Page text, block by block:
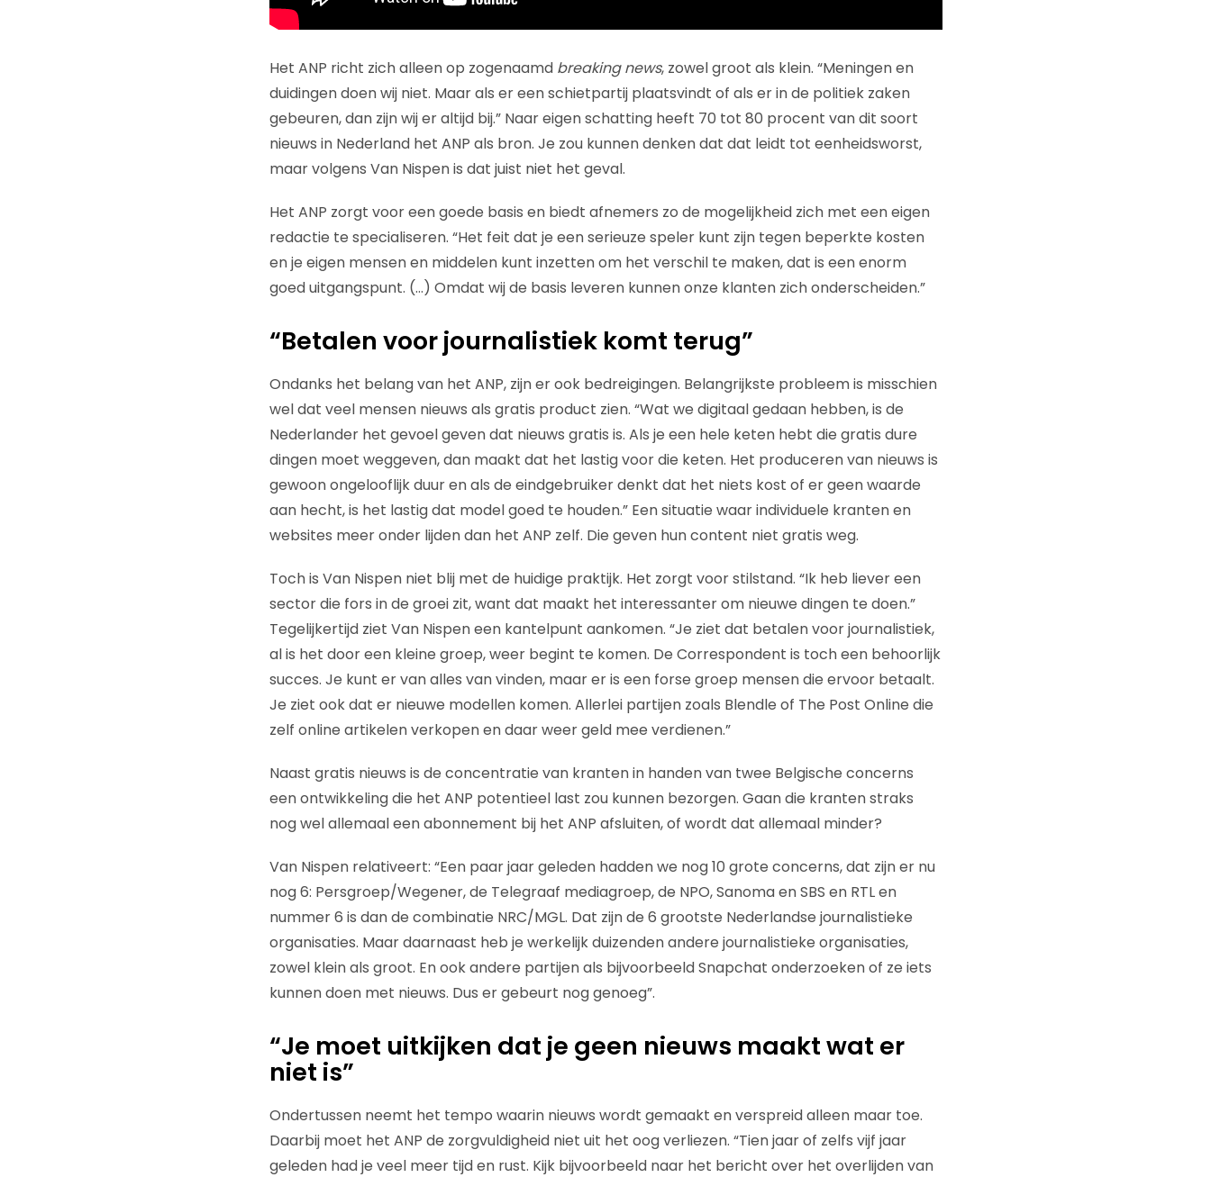
Het ANP richt zich alleen op zogenaamd breaking news, zowel groot als klein. “Meningen en
duidingen doen wij niet. Maar als er een schietpartij plaatsvindt of als er in de politiek zaken
gebeuren, dan zijn wij er altijd bij.” Naar eigen schatting heeft 70 tot 80 procent van dit soort
nieuws in Nederland het ANP als bron. Je zou kunnen denken dat dat leidt tot eenheidsworst,
maar volgens Van Nispen is dat juist niet het geval.
Het ANP zorgt voor een goede basis en biedt afnemers zo de mogelijkheid zich met een eigen
redactie te specialiseren. “Het feit dat je een serieuze speler kunt zijn tegen beperkte kosten
en je eigen mensen en middelen kunt inzetten om het verschil te maken, dat is een enorm
goed uitgangspunt. (…) Omdat wij de basis leveren kunnen onze klanten zich onderscheiden.”
“Betalen voor journalistiek komt terug”
Ondanks het belang van het ANP, zijn er ook bedreigingen. Belangrijkste probleem is misschien
wel dat veel mensen nieuws als gratis product zien. “Wat we digitaal gedaan hebben, is de
Nederlander het gevoel geven dat nieuws gratis is. Als je een hele keten hebt die gratis dure
dingen moet weggeven, dan maakt dat het lastig voor die keten. Het produceren van nieuws is
gewoon ongelooflijk duur en als de eindgebruiker denkt dat het niets kost of er geen waarde
aan hecht, is het lastig dat model goed te houden.” Een situatie waar individuele kranten en
websites meer onder lijden dan het ANP zelf. Die geven hun content niet gratis weg.
Toch is Van Nispen niet blij met de huidige praktijk. Het zorgt voor stilstand. “Ik heb liever een
sector die fors in de groei zit, want dat maakt het interessanter om nieuwe dingen te doen.”
Tegelijkertijd ziet Van Nispen een kantelpunt aankomen. “Je ziet dat betalen voor journalistiek,
al is het door een kleine groep, weer begint te komen. De Correspondent is toch een behoorlijk
succes. Je kunt er van alles van vinden, maar er is een forse groep mensen die ervoor betaalt.
Je ziet ook dat er nieuwe modellen komen. Allerlei partijen zoals Blendle of The Post Online die
zelf online artikelen verkopen en daar weer geld mee verdienen.”
Naast gratis nieuws is de concentratie van kranten in handen van twee Belgische concerns
een ontwikkeling die het ANP potentieel last zou kunnen bezorgen. Gaan die kranten straks
nog wel allemaal een abonnement bij het ANP afsluiten, of wordt dat allemaal minder?
Van Nispen relativeert: “Een paar jaar geleden hadden we nog 10 grote concerns, dat zijn er nu
nog 6: Persgroep/Wegener, de Telegraaf mediagroep, de NPO, Sanoma en SBS en RTL en
nummer 6 is dan de combinatie NRC/MGL. Dat zijn de 6 grootste Nederlandse journalistieke
organisaties. Maar daarnaast heb je werkelijk duizenden andere journalistieke organisaties,
zowel klein als groot. En ook andere partijen als bijvoorbeeld Snapchat onderzoeken of ze iets
kunnen doen met nieuws. Dus er gebeurt nog genoeg”.
“Je moet uitkijken dat je geen nieuws maakt wat er
niet is”
Ondertussen neemt het tempo waarin nieuws wordt gemaakt en verspreid alleen maar toe.
Daarbij moet het ANP de zorgvuldigheid niet uit het oog verliezen. “Tien jaar of zelfs vijf jaar
geleden had je veel meer tijd en rust. Kijk bijvoorbeeld naar het bericht over het overlijden van